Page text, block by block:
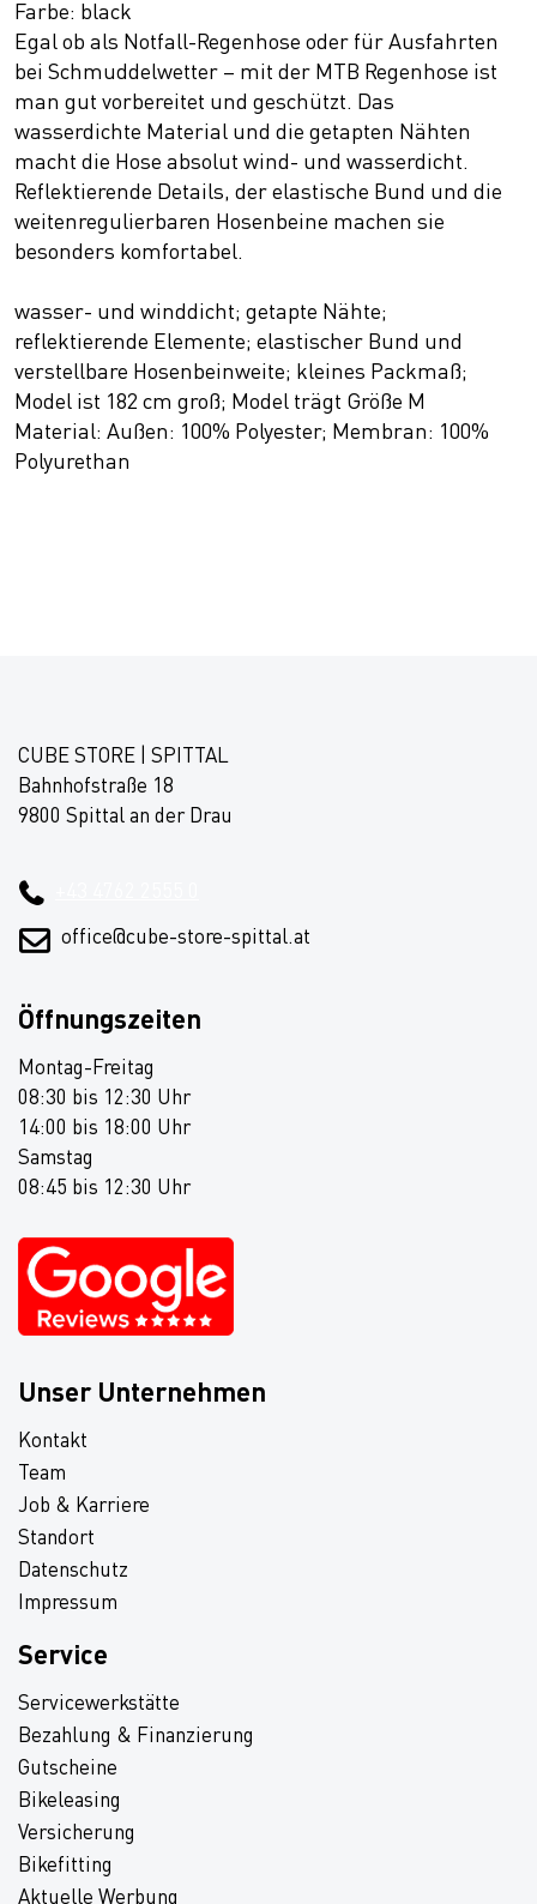
Farbe: black
Egal ob als Notfall-Regenhose oder für Ausfahrten
bei Schmuddelwetter – mit der MTB Regenhose ist
man gut vorbereitet und geschützt. Das
wasserdichte Material und die getapten Nähten
macht die Hose absolut wind- und wasserdicht.
Reflektierende Details, der elastische Bund und die
weitenregulierbaren Hosenbeine machen sie
besonders komfortabel.
wasser- und winddicht; getapte Nähte;
reflektierende Elemente; elastischer Bund und
verstellbare Hosenbeinweite; kleines Packmaß;
Model ist 182 cm groß; Model trägt Größe M
Material: Außen: 100% Polyester; Membran: 100%
Polyurethan
CUBE STORE | SPITTAL
Bahnhofstraße 18
9800 Spittal an der Drau
office@cube-store-spittal.at
Öffnungszeiten
Montag-Freitag
08:30 bis 12:30 Uhr
14:00 bis 18:00 Uhr
Samstag
08:45 bis 12:30 Uhr
Unser Unternehmen
Kontakt
Team
Job & Karriere
Standort
Datenschutz
Impressum
Service
Servicewerkstätte
Bezahlung & Finanzierung
Gutscheine
Bikeleasing
Versicherung
Bikefitting
Aktuelle Werbung